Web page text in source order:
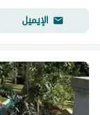
الإيميل